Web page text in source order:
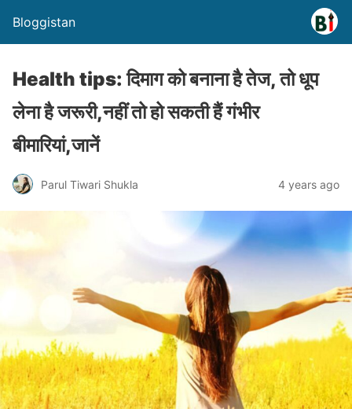
Bloggistan
Health tips: दिमाग को बनाना है तेज, तो धूप
लेना है जरूरी,नहीं तो हो सकती हैं गंभीर
बीमारियां,जानें
Parul Tiwari Shukla 4 years ago